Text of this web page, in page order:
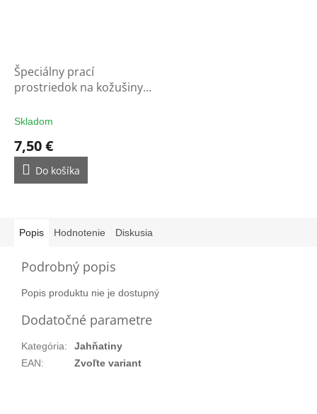
Špeciálny prací
prostriedok na kožušiny,
Skladom
7,50 €
Do košíka
Popis Hodnotenie Diskusia
Podrobný popis
Popis produktu nie je dostupný
Dodatočné parametre
Kategória:
Jahňatiny
EAN: Zvoľte variant